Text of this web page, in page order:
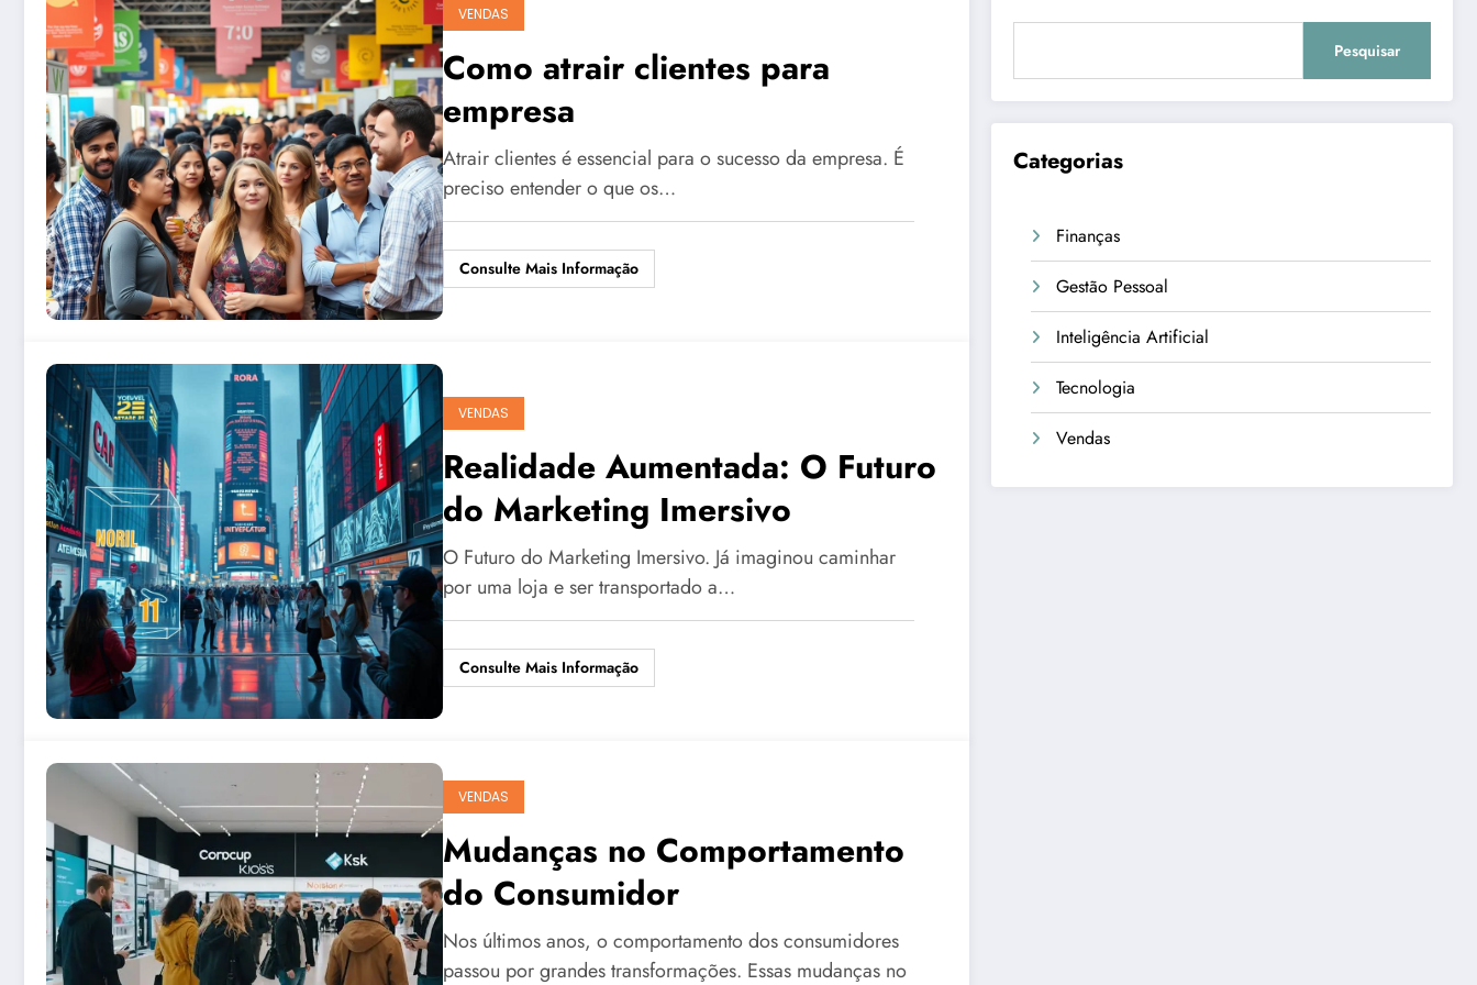
VENDAS
Como atrair clientes para
empresa
Atrair clientes é essencial para o sucesso da empresa. É
preciso entender o que os…
Consulte Mais Informação
VENDAS
Realidade Aumentada: O Futuro
do Marketing Imersivo
O Futuro do Marketing Imersivo. Já imaginou caminhar
por uma loja e ser transportado a…
Consulte Mais Informação
VENDAS
Mudanças no Comportamento
do Consumidor
Nos últimos anos, o comportamento dos consumidores
passou por grandes transformações. Essas mudanças no
Pesquisar
Categorias
Finanças
Gestão Pessoal
Inteligência Artificial
Tecnologia
Vendas